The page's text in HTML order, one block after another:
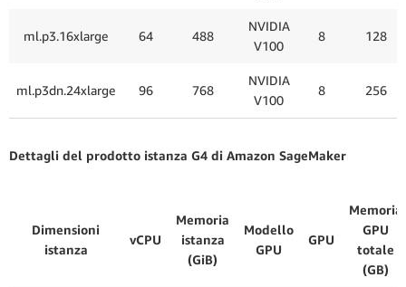
ml.p3.16xlarge 64 488
NVIDIA
V100
8 128
ml.p3dn.24xlarge 96 768
NVIDIA
V100
8 256
Dettagli del prodotto istanza G4 di Amazon SageMaker
Dimensioni
istanza
vCPU
Memoria
istanza
(GiB)
Modello
GPU
GPU
Memoria
GPU
totale
(GB)